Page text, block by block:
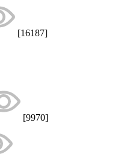
[16187]
[9970]